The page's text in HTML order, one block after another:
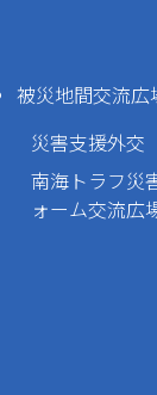
被災地間交流広
災害支援外交
南海トラフ災
ォーム交流広